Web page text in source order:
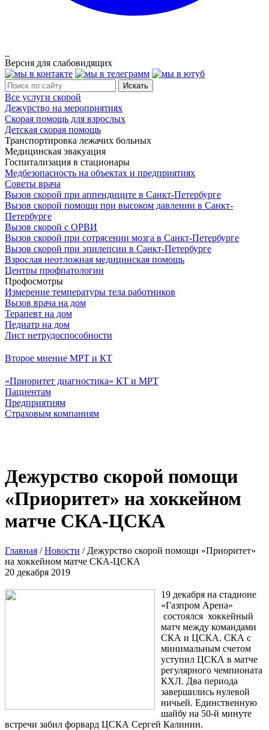
Версия для слабовидящих
Все услуги скорой
Дежурство на мероприятиях
Скорая помощь для взрослых
Детская скорая помощь
Транспортировка лежачих больных
Медицинская эвакуация
Госпитализация в стационары
Медбезопасность на объектах и предприятиях
Советы врача
Вызов скорой при аппендиците в Санкт-Петербурге
Вызов скорой помощи при высоком давлении в Санкт-
Петербурге
Вызов скорой с ОРВИ
Вызов скорой при сотрясении мозга в Санкт-Петербурге
Вызов скорой при эпилепсии в Санкт-Петербурге
Взрослая неотложная медицинская помощь
Центры профпатологии
Профосмотры
Измерение температуры тела работников
Вызов врача на дом
Терапевт на дом
Педиатр на дом
Лист нетрудоспособности
Второе мнение МРТ и КТ
«Приоритет диагностика» КТ и МРТ
Пациентам
Предприятиям
Страховым компаниям
Дежурство скорой помощи
«Приоритет» на хоккейном
матче СКА-ЦСКА
Главная /Новости / Дежурство скорой помощи «Приоритет»
на хоккейном матче СКА-ЦСКА
20 декабря 2019
19 декабря на стадионе
«Газпром Арена»
состоялся хоккейный
матч между командами
СКА и ЦСКА. СКА с
минимальным счетом
уступил ЦСКА в матче
регулярного чемпионата
КХЛ. Два периода
завершились нулевой
ничьей. Единственную
шайбу на 50-й минуте
встречи забил форвард ЦСКА Сергей Калинин.